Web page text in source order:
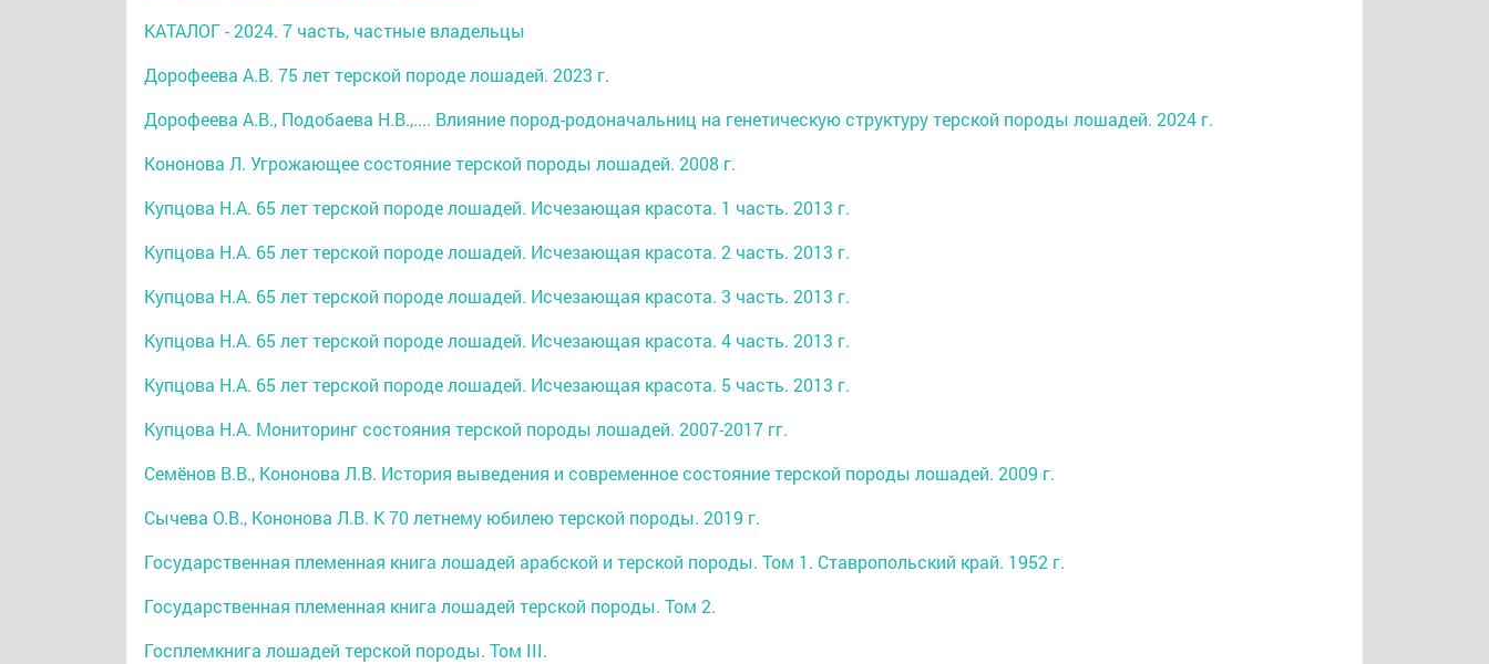
КАТАЛОГ - 2024. 7 часть, частные владельцы
Дорофеева А.В. 75 лет терской породе лошадей. 2023 г.
Дорофеева А.В., Подобаева Н.В.,.... Влияние пород-родоначальниц на генетическую структуру терской породы лошадей. 2024 г.
Кононова Л. Угрожающее состояние терской породы лошадей. 2008 г.
Купцова Н.А. 65 лет терской породе лошадей. Исчезающая красота. 1 часть. 2013 г.
Купцова Н.А. 65 лет терской породе лошадей. Исчезающая красота. 2 часть. 2013 г.
Купцова Н.А. 65 лет терской породе лошадей. Исчезающая красота. 3 часть. 2013 г.
Купцова Н.А. 65 лет терской породе лошадей. Исчезающая красота. 4 часть. 2013 г.
Купцова Н.А. 65 лет терской породе лошадей. Исчезающая красота. 5 часть. 2013 г.
Купцова Н.А. Мониторинг состояния терской породы лошадей. 2007-2017 гг.
Семёнов В.В., Кононова Л.В. История выведения и современное состояние терской породы лошадей. 2009 г.
Сычева О.В., Кононова Л.В. К 70 летнему юбилею терской породы. 2019 г.
Государственная племенная книга лошадей арабской и терской породы. Том 1. Ставропольский край. 1952 г.
Государственная племенная книга лошадей терской породы. Том 2.
Госплемкнига лошадей терской породы. Том III.